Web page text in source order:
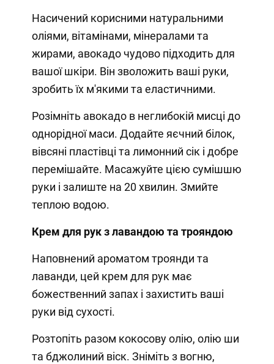
Насичений корисними натуральними
оліями, вітамінами, мінералами та
жирами, авокадо чудово підходить для
вашої шкіри. Він зволожить ваші руки,
зробить їх м'якими та еластичними.
Розімніть авокадо в неглибокій мисці до
однорідної маси. Додайте яєчний білок,
вівсяні пластівці та лимонний сік і добре
перемішайте. Масажуйте цією сумішшю
руки і залиште на 20 хвилин. Змийте
теплою водою.
Крем для рук з лавандою та трояндою
Наповнений ароматом троянди та
лаванди, цей крем для рук має
божественний запах і захистить ваші
руки від сухості.
Розтопіть разом кокосову олію, олію ши
та бджолиний віск. Зніміть з вогню,